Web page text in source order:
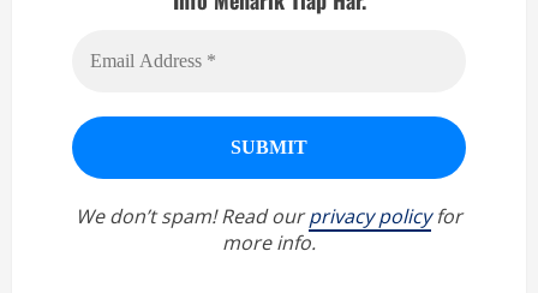
We don’t spam! Read ourprivacy policyfor
more info.